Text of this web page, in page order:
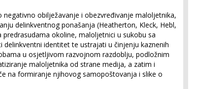
negativno obilježavanje i obezvređivanje maloljetnika,
delinkventnog ponašanja (Heatherton, Kleck, Hebl,
predrasudama okoline, maloljetnici u sukobu sa
identitet te ustrajati u činjenju kaznenih
u osjetljivom razvojnom razdoblju, podložnim
maloljetnika od strane medija, a zatim i
na formiranje njihovog samopoštovanja i slike o